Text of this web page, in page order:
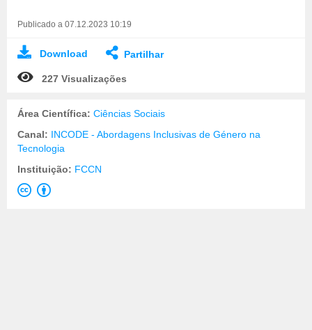
Publicado a 07.12.2023 10:19
Download Partilhar
227 Visualizações
Área Científica: Ciências Sociais
Canal: INCODE - Abordagens Inclusivas de Género na
Tecnologia
Instituição: FCCN